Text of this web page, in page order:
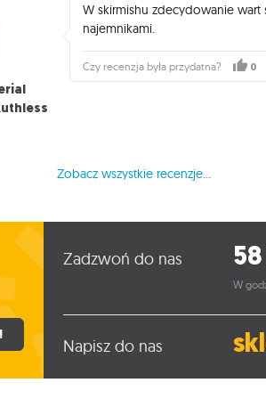
W skirmishu zdecydowanie
najemnikami.
Czy recenzja była przydatna? 0
Zobacz wszystkie recenzje...
Zadzwoń do nas
W
Napisz do nas